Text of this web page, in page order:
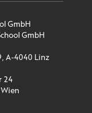
GmbH
GmbH
A-4040 Linz
24